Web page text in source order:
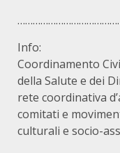
Info:
Coordinamento
della Salute e dei
rete coordinativa
comitati e
culturali e socio-